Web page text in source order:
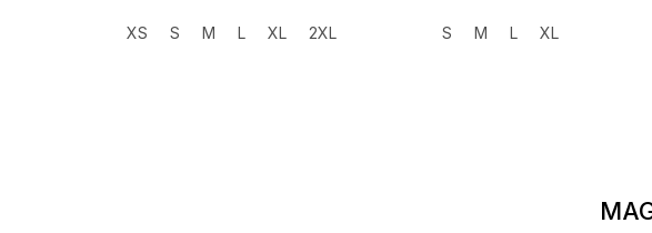
XS S M L XL 2XL S M L XL